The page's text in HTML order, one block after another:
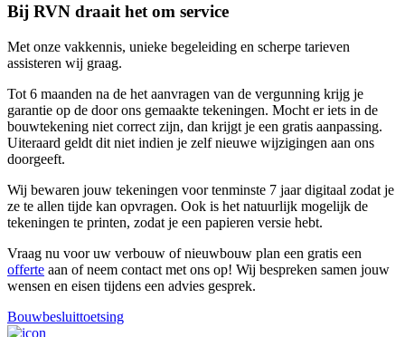
Bij RVN draait het om service
Met onze vakkennis, unieke begeleiding en scherpe tarieven
assisteren wij graag.
Tot 6 maanden na de het aanvragen van de vergunning krijg je
garantie op de door ons gemaakte tekeningen. Mocht er iets in de
bouwtekening niet correct zijn, dan krijgt je een gratis aanpassing.
Uiteraard geldt dit niet indien je zelf nieuwe wijzigingen aan ons
doorgeeft.
Wij bewaren jouw tekeningen voor tenminste 7 jaar digitaal zodat je
ze te allen tijde kan opvragen. Ook is het natuurlijk mogelijk de
tekeningen te printen, zodat je een papieren versie hebt.
Vraag nu voor uw verbouw of nieuwbouw plan een gratis een
offerte aan of neem contact met ons op! Wij bespreken samen jouw
wensen en eisen tijdens een advies gesprek.
Bouwbesluittoetsing